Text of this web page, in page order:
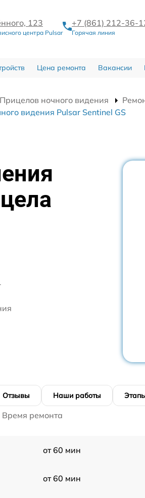
123
центра Pulsar
+7 (861) 212-36-
Горячая линия
Цена ремонта Вакансии
ночного видения
видения Pulsar Sentinel GS
Отзывы Наши работы
Время ремонта
от 60 мин
от 60 мин